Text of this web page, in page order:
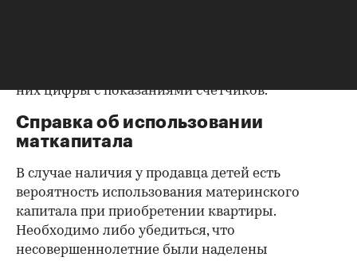
них цифры с показаниями счетчиков.
Справка об использовании
маткапитала
В случае наличия у продавца детей есть
вероятность использования материнского
капитала при приобретении квартиры.
Необходимо либо убедиться, что
несовершеннолетние были наделены